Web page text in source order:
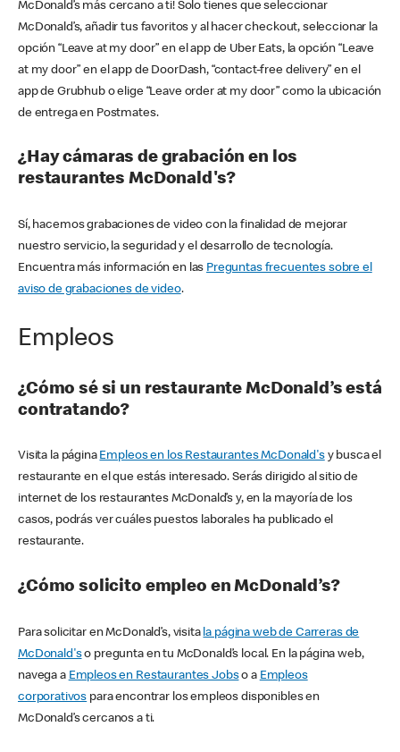
McDonald’s más cercano a ti! Solo tienes que seleccionar
McDonald’s, añadir tus favoritos y al hacer checkout, seleccionar la
opción “Leave at my door” en el app de Uber Eats, la opción “Leave
at my door” en el app de DoorDash, “contact-free delivery” en el
app de Grubhub o elige “Leave order at my door” como la ubicación
de entrega en Postmates.
¿Hay cámaras de grabación en los
restaurantes McDonald's?
Sí, hacemos grabaciones de video con la finalidad de mejorar
nuestro servicio, la seguridad y el desarrollo de tecnología.
Encuentra más información en las Preguntas frecuentes sobre el
aviso de grabaciones de video.
Empleos
¿Cómo sé si un restaurante McDonald’s está
contratando?
Visita la página Empleos en los Restaurantes McDonald'sy busca el
restaurante en el que estás interesado. Serás dirigido al sitio de
internet de los restaurantes McDonald’s y, en la mayoría de los
casos, podrás ver cuáles puestos laborales ha publicado el
restaurante.
¿Cómo solicito empleo en McDonald’s?
Para solicitar en McDonald’s, visita la página web de Carreras de
McDonald'so pregunta en tu McDonald’s local. En la página web,
navega a Empleos en Restaurantes Jobso a Empleos
corporativos para encontrar los empleos disponibles en
McDonald’s cercanos a ti.